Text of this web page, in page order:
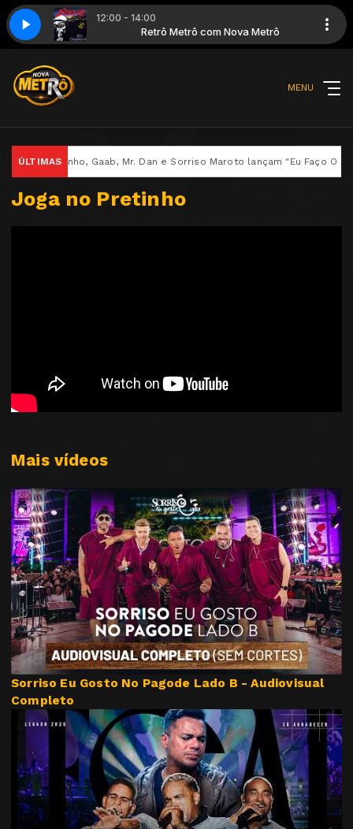
12:00 - 14:00
Nova Metrô Retrô Metrô com Nova Metrô
- Lição de Professor Os Travessos - 2003 - Lição de Professor
MENU
ÚLTIMAS
Rodriguinho, Gaab, Mr. Dan e Sorriso Maroto lançam "Eu Faço O Que"
Joga no Pretinho
Mais vídeos
Sorriso Eu Gosto No Pagode Lado B - Audiovisual
Completo